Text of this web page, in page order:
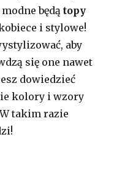
będątopy
i stylowe!
aby
się one nawet
dowiedzieć
kolory i wzory
takim razie